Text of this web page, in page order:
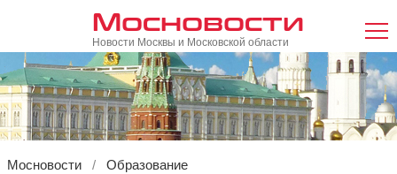
Мосновости
Новости Москвы и Московской области
Мосновости
Образование